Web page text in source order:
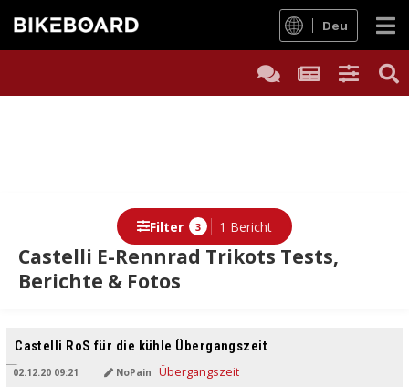
Deu
Castelli E-Rennrad Trikots Tests,
Berichte & Fotos
Filter 3 1 Bericht
Berichte
Castelli RoS für die kühle Übergangszeit
02.12.20 09:21 NoPain